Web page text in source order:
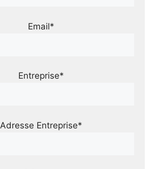
Email*
Entreprise*
Adresse Entreprise*